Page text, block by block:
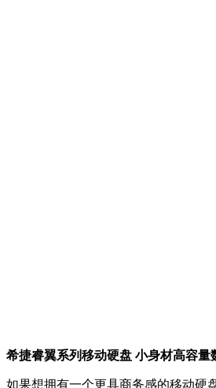
希捷睿翼系列移动硬盘 小身材高容量
如果想拥有一个更具商务感的移动硬